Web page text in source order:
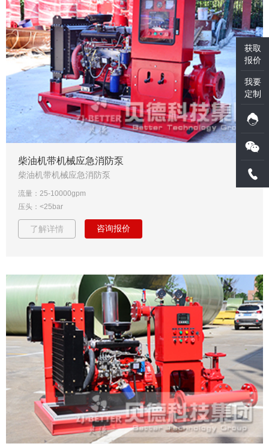
获取
报价
我要
定制
柴油机带机械应急消防泵
柴油机带机械应急消防泵
流量：25-10000gpm
压头：<25bar
了解详情 咨询报价